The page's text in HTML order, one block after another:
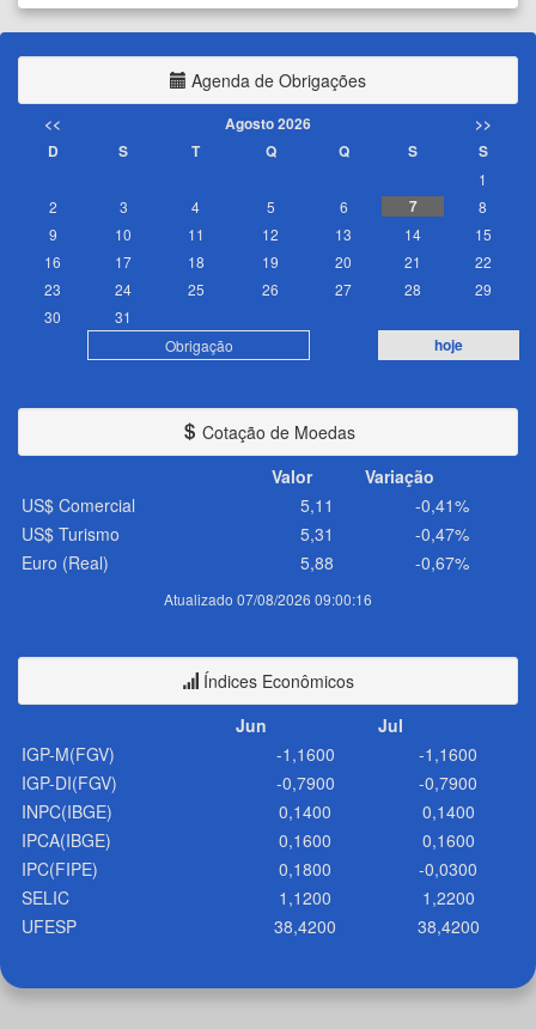
Agenda de Obrigações
<< Agosto 2026
>>
D
S T Q Q S S
Obrigação hoje
1
2
3 4 5 6 7
8
9
10 11 12 13 14
15
16
17 18 19 20 21
22
23
24 25 26 27 28
29
30
31
Cotação de Moedas
Valor
Variação
Atualizado 07/08/2026 09:00:16
US$ Comercial 5,11
-0,41%
US$ Turismo
5,31
-0,47%
Euro (Real)
5,88 -0,67%
Índices Econômicos
Jun
Jul
IGP-M(FGV)
-1,1600
-1,1600
IGP-DI(FGV)
-0,7900
-0,7900
INPC(IBGE)
0,1400
0,1400
IPCA(IBGE)
0,1600
0,1600
IPC(FIPE)
0,1800
-0,0300
SELIC
1,1200
1,2200
UFESP
38,4200 38,4200